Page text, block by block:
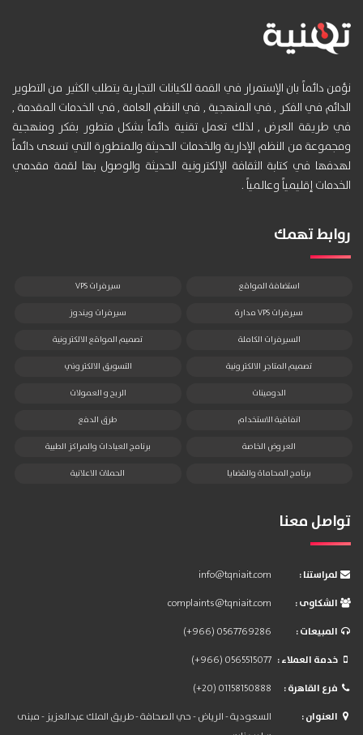
نؤمن دائماً بان الإستمرار في القمة للكيانات التجارية يتطلب الكثير من التطوير
الدائم في الفكر , في المنهجية , في النظم العامة , في الخدمات المقدمة ,
في طريقة العرض , لذلك تعمل تقنية دائماً بشكل متطور بفكر ومنهجية
ومجموعة من النظم الإدارية والخدمات الحديثة والمتطورة التي تسعى دائماً
لهدفها في كتابة الثقافة الإلكترونية الحديثة والوصول بها لقمة مقدمي
الخدمات إقليمياً وعالمياً .
روابط تهمك
استضافة المواقع سيرفرات VPS
سيرفرات VPS مدارة سيرفرات ويندوز
السيرفرات الكاملة تصميم المواقع الالكترونية
تصميم المتاجر الالكترونية التسويق الالكتروني
الدومينات الربح و العمولات
اتفاقية الاستخدام طرق الدفع
العروض الخاصة برنامج العيادات والمراكز الطبية
برنامج المحاماة والقضايا الحملات الاعلانية
تواصل معنا
: لمراستنا
info@tqniait.com
: الشكاوى
complaints@tqniait.com
: المبيعات
(+966) 0567769286
: خدمة العملاء
(+966) 0565515077
: فرع القاهرة
(+20) 01158150888
: العنوان
السعودية - الرياض - حي الصحافة - طريق الملك عبدالعزيز - مبنى